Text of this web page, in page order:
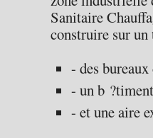
Sanitaire
construire sur
- des
- un b
- et une aire